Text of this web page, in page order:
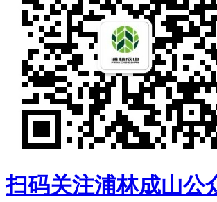
扫码关注浦林成山公